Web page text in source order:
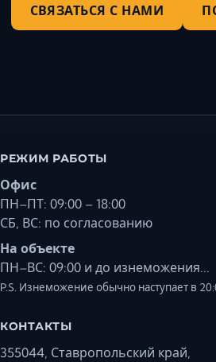
СВЯЗАТЬСЯ С НАМИ
РЕЖИМ РАБОТЫ
Офис
ПН–ПТ: 09:00 – 18:00
СБ, ВС: по согласованию
На объекте
ПН–ВС: 09:00 и до изнеможения...
P.S. Изнеможение обычно наступает в
КОНТАКТЫ
355044, Ставропольский край,